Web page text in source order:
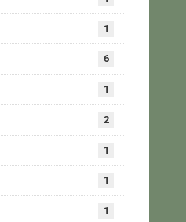
1
6
1
2
1
1
1